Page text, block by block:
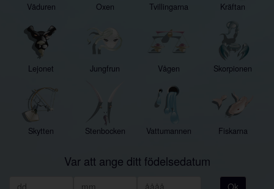
Väduren Oxen Tvillingarna Kräftan
Lejonet Jungfrun Vågen Skorpionen
Skytten Stenbocken Vattumannen Fiskarna
Var att ange ditt födelsedatum
Ok